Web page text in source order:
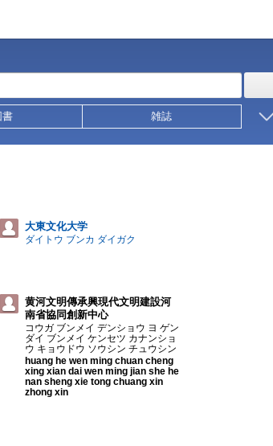
書 雑誌
大東文化大学
ダイトウ ブンカ ダイガク
黄河文明傳承興現代文明建設河
南省協同創新中心
コウガ ブンメイ デンショウ ヨ ゲン
ダイ ブンメイ ケンセツ カナンショ
ウ キョウドウ ソウシン チュウシン
huang he wen ming chuan cheng
xing xian dai wen ming jian she he
nan sheng xie tong chuang xin
zhong xin